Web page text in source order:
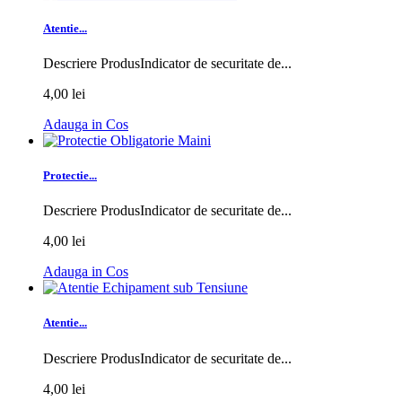
Atentie...
Descriere ProdusIndicator de securitate de...
4,00 lei
Adauga in Cos
Protectie...
Descriere ProdusIndicator de securitate de...
4,00 lei
Adauga in Cos
Atentie...
Descriere ProdusIndicator de securitate de...
4,00 lei